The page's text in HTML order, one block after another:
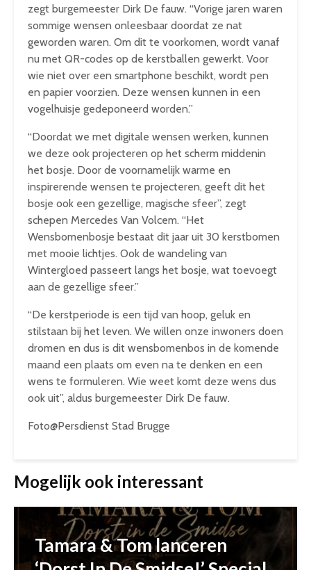
zegt burgemeester Dirk De fauw. “Vorige jaren waren
sommige wensen onleesbaar doordat ze nat
geworden waren. Om dit te voorkomen, wordt vanaf
nu met QR-codes op de kerstballen gewerkt. Voor
wie niet over een smartphone beschikt, wordt pen
en papier voorzien. Deze wensen kunnen in een
vogelhuisje gedeponeerd worden.”
“Doordat we met digitale wensen werken, kunnen
we deze ook projecteren op het scherm middenin
het bosje. Door de voornamelijk warme en
inspirerende wensen te projecteren, geeft dit het
bosje ook een gezellige, magische sfeer”, zegt
schepen Mercedes Van Volcem. “Het
Wensbomenbosje bestaat dit jaar uit 30 kerstbomen
met mooie lichtjes. Ook de wandeling van
Wintergloed passeert langs het bosje, wat toevoegt
aan de gezellige sfeer.”
“De kerstperiode is een tijd van hoop, geluk en
stilstaan bij het leven. We willen onze inwoners doen
dromen en dus is dit wensbomenbos in de komende
maand een plaats om even na te denken en een
wens te formuleren. Wie weet komt deze wens dus
ook uit”, aldus burgemeester Dirk De fauw.
Foto@Persdienst Stad Brugge
Mogelijk ook interessant
Tamara & Tom lanceren